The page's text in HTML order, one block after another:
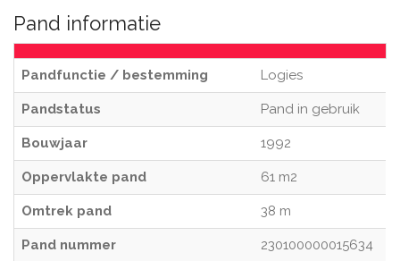
Pand informatie
Pandfunctie / bestemming Logies
Pandstatus Pand in gebruik
Bouwjaar 1992
Oppervlakte pand 61 m2
Omtrek pand 38 m
Pand nummer 230100000015634